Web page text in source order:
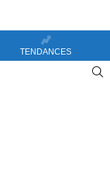
TENDANCES